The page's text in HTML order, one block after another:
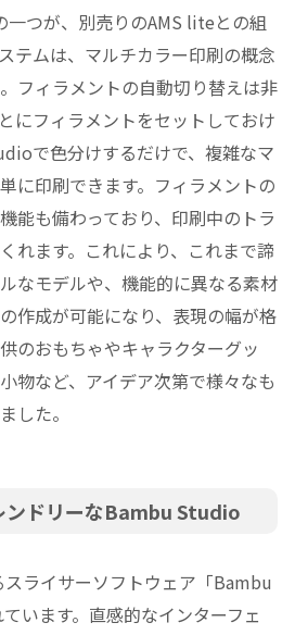
つが、別売りのAMS liteとの組
テムは、マルチカラー印刷の概念
フィラメントの自動切り替えは非
にフィラメントをセットしておけ
で色分けするだけで、複雑なマ
に印刷できます。フィラメントの
能も備わっており、印刷中のトラ
れます。これにより、これまで諦
なモデルや、機能的に異なる素材
作成が可能になり、表現の幅が格
のおもちゃやキャラクターグッ
物など、アイデア次第で様々なも
した。
ンドリーなBambu Studio
ライサーソフトウェア「Bambu
います。直感的なインターフェ